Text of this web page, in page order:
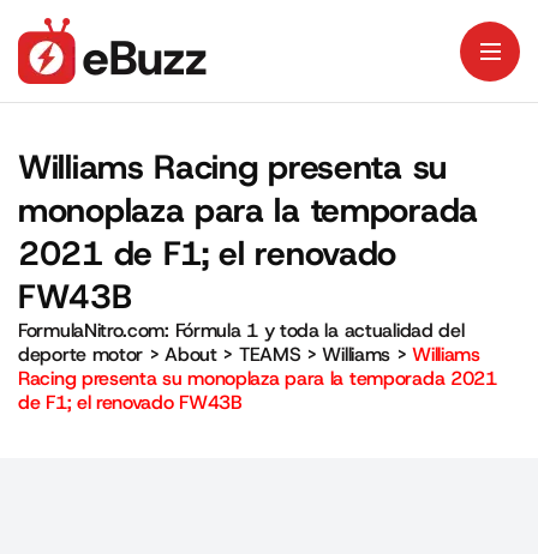
Williams Racing presenta su
monoplaza para la temporada
2021 de F1; el renovado
FW43B
FormulaNitro.com: Fórmula 1 y toda la actualidad del
deporte motor >About> TEAMS >Williams >Williams
Racing presenta su monoplaza para la temporada 2021
de F1; el renovado FW43B